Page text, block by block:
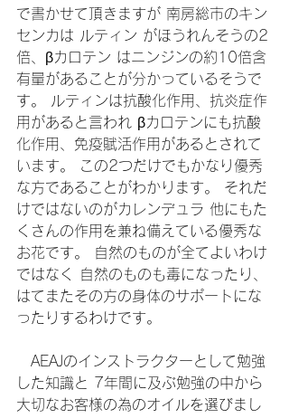
で書かせて頂きますが 南房総市のキン
センカは ルティン がほうれんそうの2
倍、βカロテン はニンジンの約10倍含
有量があることが分かっているそうで
す。 ルティンは抗酸化作用、抗炎症作
用があると言われ βカロテンにも抗酸
化作用、免疫賦活作用があるとされて
います。 この2つだけでもかなり優秀
な方であることがわかります。 それだ
けではないのがカレンデュラ 他にもた
くさんの作用を兼ね備えている優秀な
お花です。 自然のものが全てよいわけ
ではなく 自然のものも毒になったり、
はてまたその方の身体のサポートにな
ったりするわけです。
AEAJのインストラクターとして勉強
した知識と 7年間に及ぶ勉強の中から
大切なお客様の為のオイルを選びまし